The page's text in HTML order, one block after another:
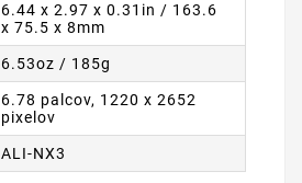
6.44 x 2.97 x 0.31in / 163.6
x 75.5 x 8mm
6.53oz / 185g
6.78 palcov, 1220 x 2652
pixelov
ALI-NX3